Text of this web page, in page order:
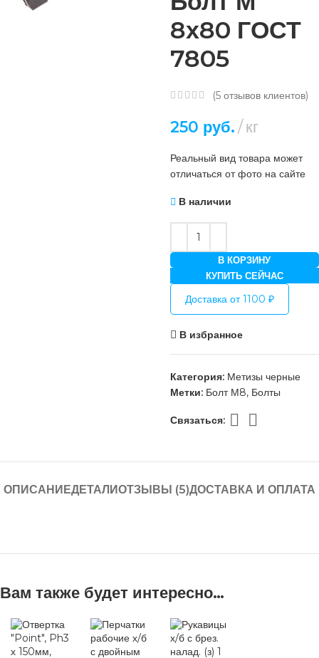
8х80 ГОСТ
7805
(5отзывов клиентов)
250 руб. кг
Реальный вид товара может
отличаться от фото на сайте
В наличии
В КОРЗИНУ
КУПИТЬ СЕЙЧАС
Доставка от 1100 ₽
В избранное
Категория: Метизы черные
Метки: Болт М8, Болты
Связаться:
ОПИСАНИЕДЕТАЛИОТЗЫВЫ (5)ДОСТАВКА И ОПЛАТА
Вам также будет интересно…